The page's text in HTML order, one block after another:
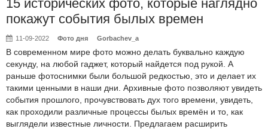
15 исторических фото, которые наглядно
покажут события былых времен
11-09-2022 Фото дня Gorbachev_a
В современном мире фото можно делать буквально каждую
секунду, на любой гаджет, который найдется под рукой. А
раньше фотоснимки были большой редкостью, это и делает их
такими ценными в наши дни. Архивные фото позволяют увидеть
события прошлого, прочувствовать дух того времени, увидеть,
как проходили различные процессы былых времён и то, как
выглядели известные личности. Предлагаем расширить